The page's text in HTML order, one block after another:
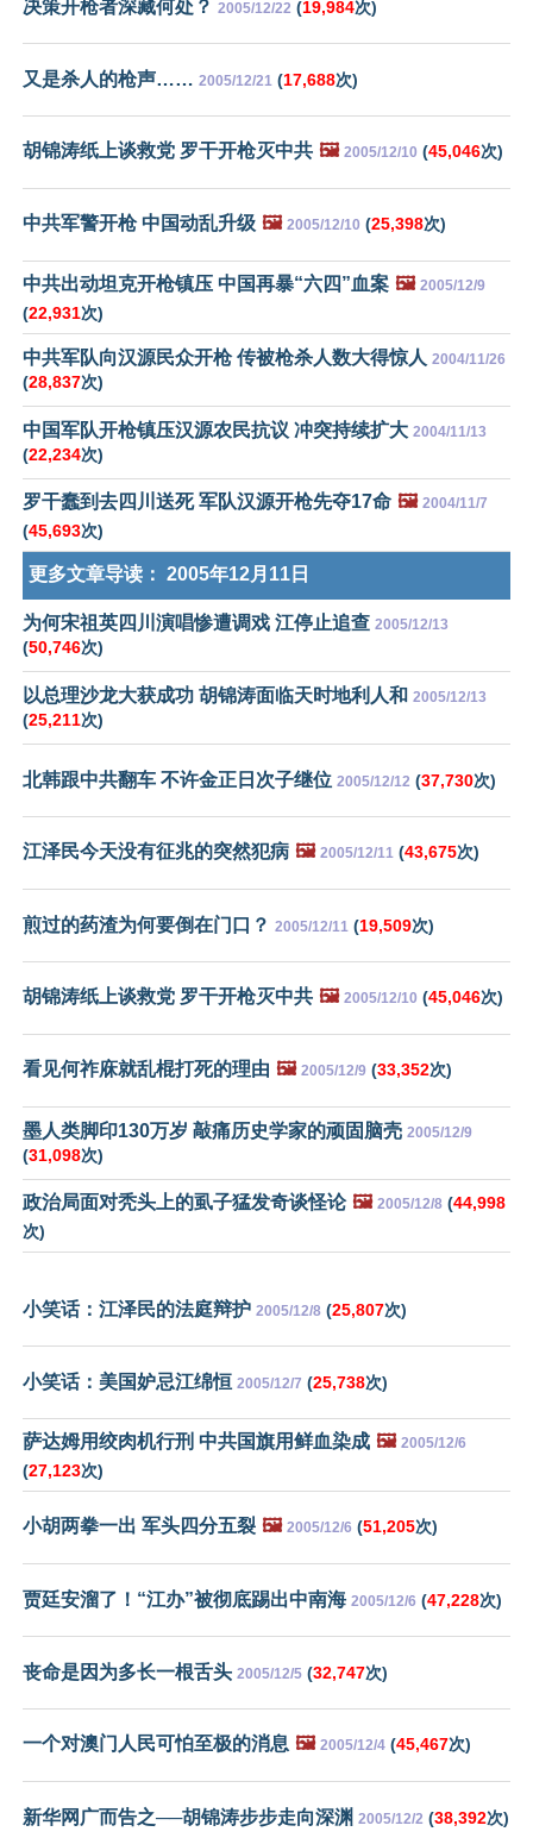
决策开枪者深藏何处？ 2005/12/22 (19,984次)
又是杀人的枪声…… 2005/12/21 (17,688次)
胡锦涛纸上谈救党 罗干开枪灭中共 🖼️ 2005/12/10 (45,046次)
中共军警开枪 中国动乱升级 🖼️ 2005/12/10 (25,398次)
中共出动坦克开枪镇压 中国再暴“六四”血案 🖼️ 2005/12/9
(22,931次)
中共军队向汉源民众开枪 传被枪杀人数大得惊人 2004/11/26
(28,837次)
中国军队开枪镇压汉源农民抗议 冲突持续扩大 2004/11/13
(22,234次)
罗干蠢到去四川送死 军队汉源开枪先夺17命 🖼️ 2004/11/7
(45,693次)
更多文章导读： 2005年12月11日
为何宋祖英四川演唱惨遭调戏 江停止追查 2005/12/13
(50,746次)
以总理沙龙大获成功 胡锦涛面临天时地利人和 2005/12/13
(25,211次)
北韩跟中共翻车 不许金正日次子继位 2005/12/12 (37,730次)
江泽民今天没有征兆的突然犯病 🖼️ 2005/12/11 (43,675次)
煎过的药渣为何要倒在门口？ 2005/12/11 (19,509次)
胡锦涛纸上谈救党 罗干开枪灭中共 🖼️ 2005/12/10 (45,046次)
看见何祚庥就乱棍打死的理由 🖼️ 2005/12/9 (33,352次)
墨人类脚印130万岁 敲痛历史学家的顽固脑壳 2005/12/9
(31,098次)
政治局面对秃头上的虱子猛发奇谈怪论 🖼️ 2005/12/8 (44,998
次)
小笑话：江泽民的法庭辩护 2005/12/8 (25,807次)
小笑话：美国妒忌江绵恒 2005/12/7 (25,738次)
萨达姆用绞肉机行刑 中共国旗用鲜血染成 🖼️ 2005/12/6
(27,123次)
小胡两拳一出 军头四分五裂 🖼️ 2005/12/6 (51,205次)
贾廷安溜了！“江办”被彻底踢出中南海 2005/12/6 (47,228次)
丧命是因为多长一根舌头 2005/12/5 (32,747次)
一个对澳门人民可怕至极的消息 🖼️ 2005/12/4 (45,467次)
新华网广而告之──胡锦涛步步走向深渊 2005/12/2 (38,392次)